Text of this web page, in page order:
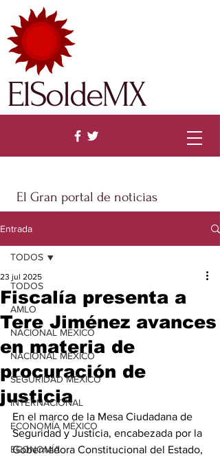
El Gran portal de noticias
ElSoldeMX
Entrada
TODOS
AMLO
NACIONAL MÉXICO
NACIONAL MÉXICO
SEGURIDAD MÉXICO
INTERNACIONAL
ECONOMÍA MÉXICO
ECONOMÍA
TODOS
Fiscalía presenta a
Tere Jiménez avances
en materia de
procuración de
justicia
23 jul 2025
En el marco de la Mesa Ciudadana de
Seguridad y Justicia, encabezada por la
Gobernadora Constitucional del Estado,